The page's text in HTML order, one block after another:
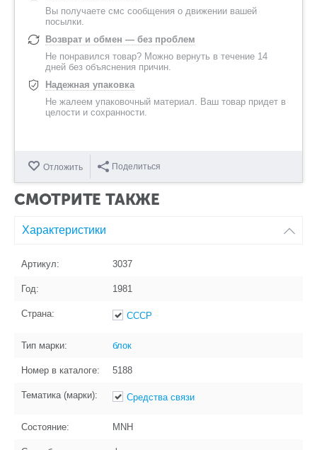
Вы получаете смс сообщения о движении вашей
посылки.
Возврат и обмен — без проблем
Не понравился товар? Можно вернуть в течение 14
дней без объяснения причин.
Надежная упаковка
Не жалеем упаковочный материал. Ваш товар придет в
целости и сохранности.
Отложить Поделиться
СМОТРИТЕ ТАКЖЕ
Характеристики
Артикул: 3037
Год: 1981
Страна: СССР
Тип марки: блок
Номер в каталоге: 5188
Тематика (марки): Средства связи
Состояние: MNH